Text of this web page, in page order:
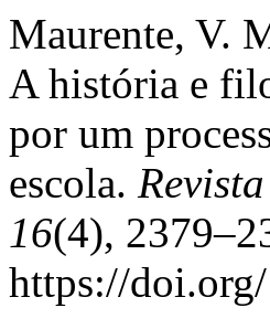
Maurente, V.
A história e
por um
escola.
16(4),
https://